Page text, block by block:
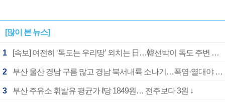
[많이 본 뉴스]
1 [속보] 여전히 ‘독도는 우리땅’ 외치는 日…韓선박이 독도 주변 해양조사 활동하자 반발
2 부산 울산 경남 구름 많고 경남 북서내륙 소나기…폭염·열대야 계속
3 부산 주유소 휘발유 평균가 ℓ당 1849원… 전주보다 3원 ↓